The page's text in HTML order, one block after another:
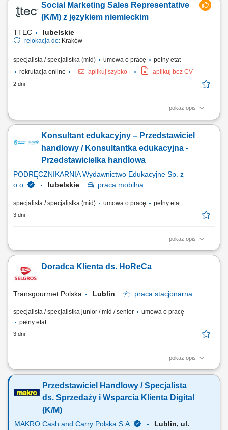
klientów. Pozyskiwanie nowych klientów oraz rozwijanie relacji z
obecnymi partnerami biznesowymi. Przygotowywanie ofert,
Social Marketing Sales Representative
(K/M) z językiem niemieckim
TTEC lubelskie
relokacja do: Kraków
specjalista / specjalistka (mid) umowa o pracę
pełny etat
rekrutacja online
aplikuj szybko aplikuj bez CV
2 dni
pokaż opis
Opis stanowiska: Kontaktowanie się z klientami z przypisanego portfolio
Analizowanie i opracowywanie strategii zarządzania i dosprzedaży kont
klientów; Rozwiązywanie problemów i doradzanie klientom w celu
zapewnienia...
Konsultant edukacyjny – Przedstawiciel
handlowy / Konsultantka edukacyjna -
Przedstawicielka handlowa
PODRĘCZNIKARNIA Wydawnictwo Edukacyjne Sp. z
o.o.
lubelskie praca mobilna
specjalista / specjalistka (mid) umowa o pracę pełny etat
3 dni
pokaż opis
Twoje zadania aktywne pozyskiwanie nowych klientów i rozwijanie
sprzedażowych u klientów, sprzedaż pakietów edukacyjnych, pomocy
dydaktycznych, zabawek, elektroniki i wybranych usług,
Doradca Klienta ds. HoReCa
Transgourmet Polska Lublin praca stacjonarna
specjalista / specjalistka junior / mid / senior
umowa o pracę
pełny etat
3 dni
pokaż opis
Twój zakres obowiązków pozyskiwanie klientów gastronomicznych, a
sprzedażowych, profesjonalna obsługa klientów, mająca cechy
partnerstwa biznesowego, budowanie długotrwałych relacji z klientami,
prezentacja oferty firmy zgodna ze standardami.
Przedstawiciel Handlowy / Specjalista
ds. Sprzedaży i Wsparcia Klienta Digital
(K/M)
MAKRO Cash and Carry Polska S.A.
Lublin, ul.